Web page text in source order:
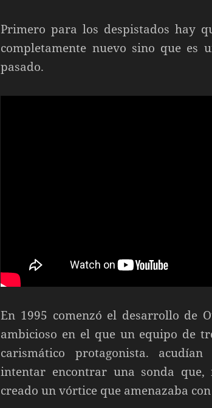
Primero para los despistados hay
completamente nuevo sino que es
pasado.
En 1995 comenzó el desarrollo de
ambicioso en el que un equipo de
carismático protagonista.
intentar encontrar una sonda
creado un vórtice que amenazaba